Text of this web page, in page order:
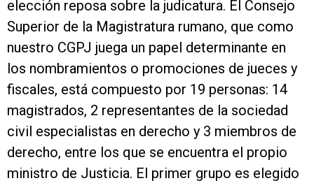
elección reposa sobre la judicatura. El Consejo
Superior de la Magistratura rumano, que como
nuestro CGPJ juega un papel determinante en
los nombramientos o promociones de jueces y
fiscales, está compuesto por 19 personas: 14
magistrados, 2 representantes de la sociedad
civil especialistas en derecho y 3 miembros de
derecho, entre los que se encuentra el propio
ministro de Justicia. El primer grupo es elegido